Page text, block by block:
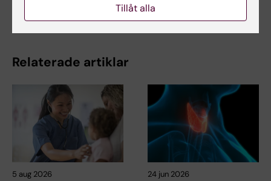
Relaterade artiklar
5 aug 2026 24 jun 2026
Tillåt alla